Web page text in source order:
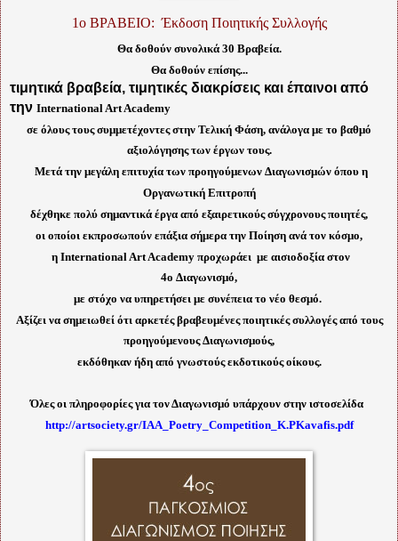
1ο ΒΡΑΒΕΙΟ: Έκδοση Ποιητικής Συλλογής
Θα δοθούν συνολικά 30 Βραβεία.
Θα δοθούν επίσης...
τιμητικά βραβεία, τιμητικές διακρίσεις και έπαινοι από
την International Art Academy
σε όλους τους συμμετέχοντες στην Τελική Φάση, ανάλογα με το βαθμό
αξιολόγησης των έργων τους.
Μετά την μεγάλη επιτυχία των προηγούμενων Διαγωνισμών όπου η
Οργανωτική Επιτροπή
δέχθηκε πολύ σημαντικά έργα από εξαιρετικούς σύγχρονους ποιητές,
οι οποίοι εκπροσωπούν επάξια σήμερα την Ποίηση ανά τον κόσμο,
η International Art Academy προχωράει με αισιοδοξία στον
4ο Διαγωνισμό,
με στόχο να υπηρετήσει με συνέπεια το νέο θεσμό.
Αξίζει να σημειωθεί ότι αρκετές βραβευμένες ποιητικές συλλογές από τους
προηγούμενους Διαγωνισμούς,
εκδόθηκαν ήδη από γνωστούς εκδοτικούς οίκους.
Όλες οι πληροφορίες για τον Διαγωνισμό υπάρχουν στην ιστοσελίδα
http://artsociety.gr/IAA_Poetry_Competition_K.PKavafis.pdf